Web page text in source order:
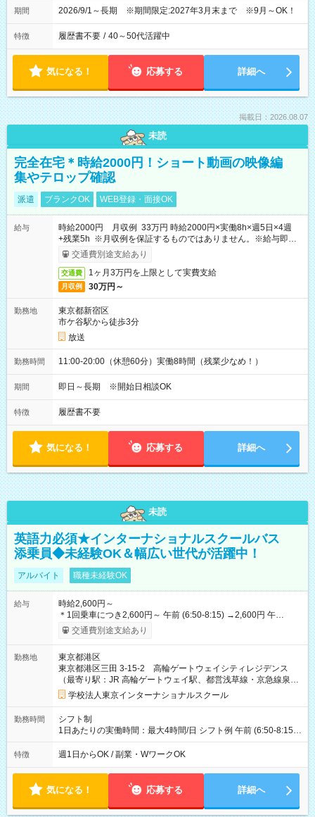
期間 2026/9/1～長期 ※期間限定:2027年3月末まで ※9月～OK！
特徴 履歴書不要 / 40～50代活躍中
気になる！ 応募する 詳細へ
掲載日：2026.08.07
未読
完全在宅＊時給2000円！ショート動画の映像編
集やテロップ確認
派遣 ブランクOK WEB登録・面接OK
給与
時給2000円 月収例 33万円 時給2000円×実働8h×週5日×4週
+残業5h ※月収例を保証するものではありません。※給与即受
取りサービス利用可（利用条件有）
交通費別途支給あり
交通費 1ヶ月3万円を上限として実費支給
月収例 30万円～
勤務地
東京都新宿区
市ケ谷駅から徒歩3分
放送
勤務時間 11:00-20:00（休憩60分）実働8時間（残業少なめ！）
期間 即日～長期 ※開始日相談OK
特徴 履歴書不要
気になる！ 応募する 詳細へ
未読
英語力必須★インターナショナルスクールバス
添乗員◆未経験OK＆幅広い世代が活躍中！
アルバイト 職種未経験OK
給与
時給2,600円～
＊1回乗車につき2,600円～ 午前 (6:50-8:15) →2,600円 午
後 (15:00-16:30) →2,600円 【試用期間】試用期間あり 試用期間
の長さ：1週間 雇用形態、給与は本採用時と同じです。
交通費別途支給あり
勤務地
東京都港区
東京都港区三田 3-15-2 高輪ゲートウェイシティレジデンス
（最寄り駅：JR 高輪ゲートウェイ駅、都営浅草線・京急線泉岳
寺駅）
学校法人東京インターナショナルスクール
勤務時間
シフト制
1日あたりの実働時間：最大4時間/日 シフト例 午前 (6:50-8:15)
午後 (15:00-16:30)
特徴 週1日からOK / 副業・WワークOK
気になる！ 応募する 詳細へ